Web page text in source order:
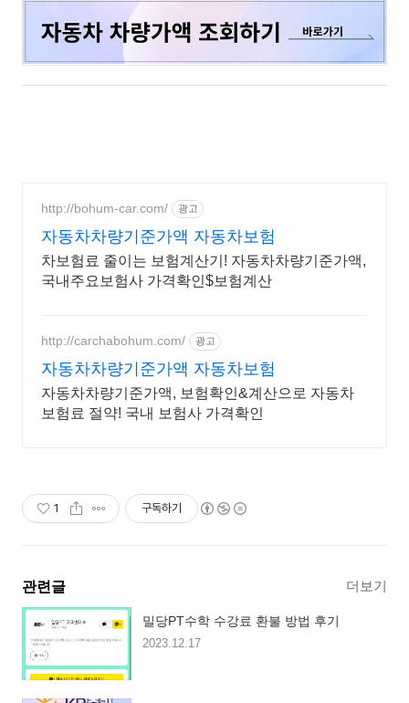
http://bohum-car.com/ 광고
자동차차량기준가액 자동차보험
차보험료 줄이는 보험계산기! 자동차차량기준가액,
국내주요보험사 가격확인$보험계산
http://carchabohum.com/ 광고
자동차차량기준가액 자동차보험
자동차차량기준가액, 보험확인&계산으로 자동차
보험료 절약! 국내 보험사 가격확인
1 구독하기
관련글 더보기
밀당PT수학 수강료 환불 방법 후기
2023.12.17